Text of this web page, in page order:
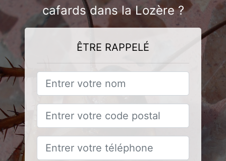
cafards dans la Lozère ?
ÊTRE RAPPELÉ